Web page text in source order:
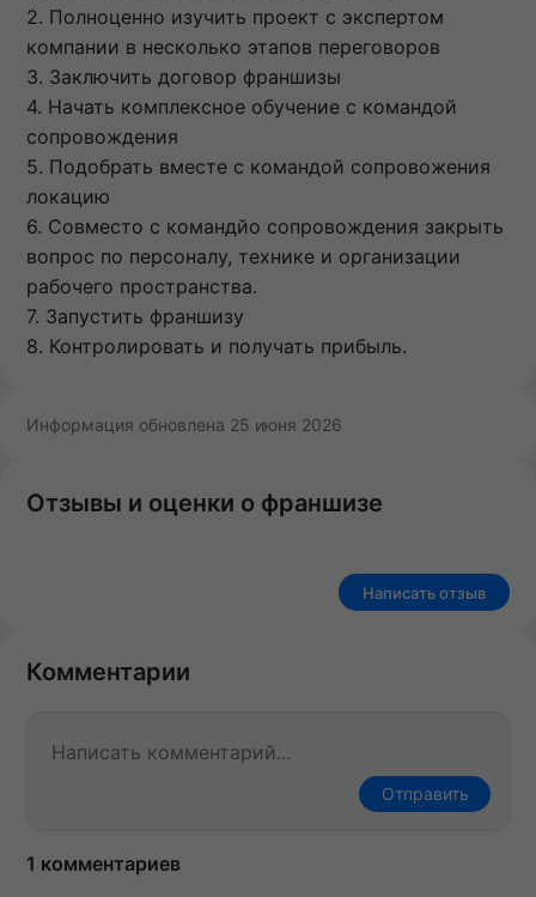
2. Полноценно изучить проект с экспертом
компании в несколько этапов переговоров
3. Заключить договор франшизы
4. Начать комплексное обучение с командой
сопровождения
5. Подобрать вместе с командой сопровожения
локацию
6. Совместо с командйо сопровождения закрыть
вопрос по персоналу, технике и организации
рабочего пространства.
7. Запустить франшизу
8. Контролировать и получать прибыль.
Информация обновлена 25 июня 2026
Отзывы и оценки о франшизе
Написать отзыв
Комментарии
Отправить
1 комментариев